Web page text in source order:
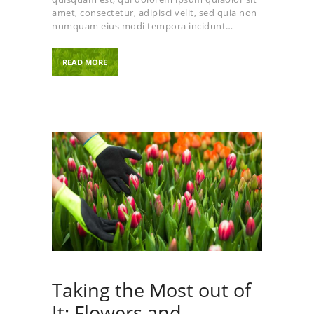
amet, consectetur, adipisci velit, sed quia non
numquam eius modi tempora incidunt…
READ MORE
Taking the Most out of